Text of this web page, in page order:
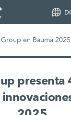
en Bauma 2025
presenta